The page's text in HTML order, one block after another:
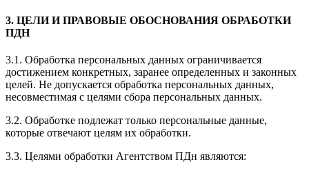
3. ЦЕЛИ И ПРАВОВЫЕ ОБОСНОВАНИЯ ОБРАБОТКИ
ПДН
3.1. Обработка персональных данных ограничивается
достижением конкретных, заранее определенных и законных
целей. Не допускается обработка персональных данных,
несовместимая с целями сбора персональных данных.
3.2. Обработке подлежат только персональные данные,
которые отвечают целям их обработки.
3.3. Целями обработки Агентством ПДн являются: